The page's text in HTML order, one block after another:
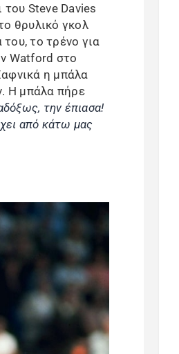
Steve Davies
θρυλικό γκολ
το τρένο για
Watford στο
η μπάλα
Η μπάλα πήρε
την έπιασα!
από κάτω μας